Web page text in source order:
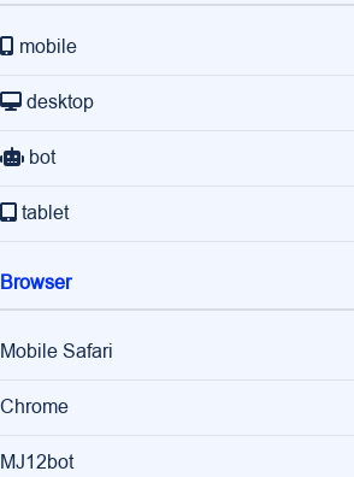
mobile
desktop
bot
tablet
Browser
Mobile Safari
Chrome
MJ12bot